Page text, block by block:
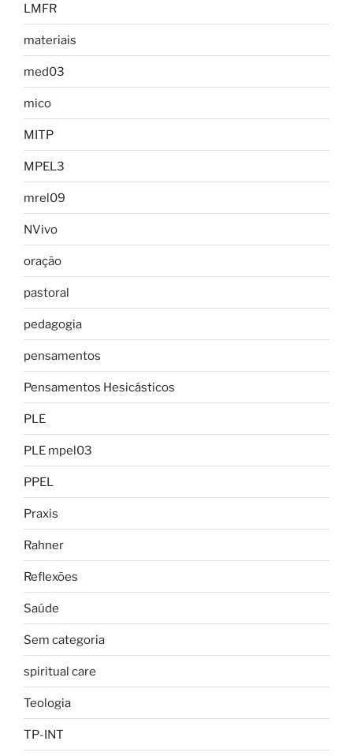
LMFR
materiais
med03
mico
MITP
MPEL3
mrel09
NVivo
oração
pastoral
pedagogia
pensamentos
Pensamentos Hesicásticos
PLE
PLE mpel03
PPEL
Praxis
Rahner
Reflexões
Saúde
Sem categoria
spiritual care
Teologia
TP-INT